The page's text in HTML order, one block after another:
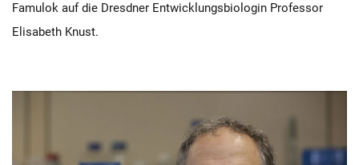
Famulok auf die Dresdner Entwicklungsbiologin Professor
Elisabeth Knust.